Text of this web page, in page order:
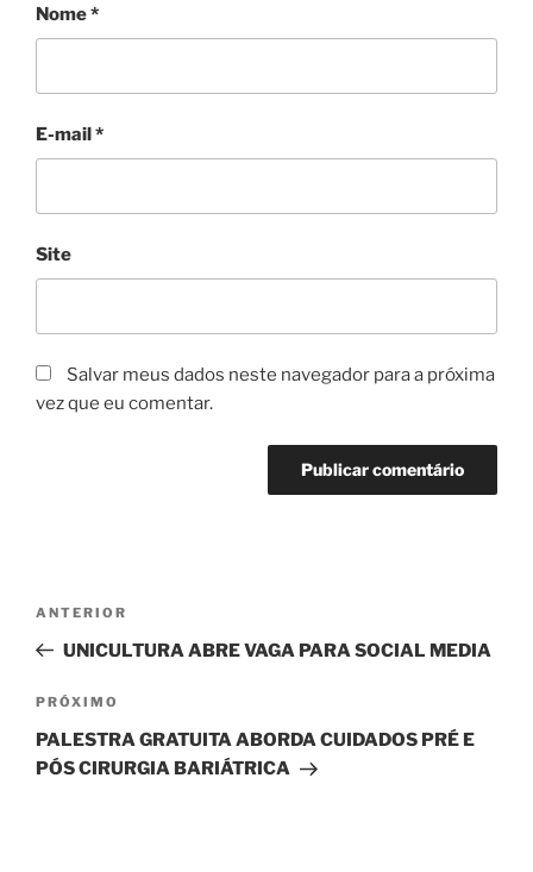
Nome*
E-mail*
Site
Salvar meus dados neste navegador para a próxima
vez que eu comentar.
Post
Post
anterior
ANTERIOR
UNICULTURA ABRE VAGA PARA SOCIAL MEDIA
Próximo
post
PRÓXIMO
PALESTRA GRATUITA ABORDA CUIDADOS PRÉ E
PÓS CIRURGIA BARIÁTRICA